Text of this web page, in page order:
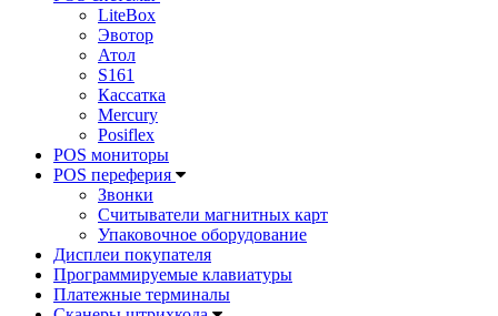
LiteBox
Эвотор
Атол
S161
Кассатка
Mercury
Posiflex
POS мониторы
POS переферия
Звонки
Считыватели магнитных карт
Упаковочное оборудование
Дисплеи покупателя
Программируемые клавиатуры
Платежные терминалы